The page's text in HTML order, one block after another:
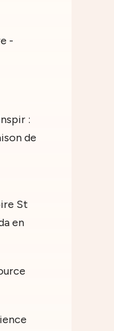
-
:
de
St
en